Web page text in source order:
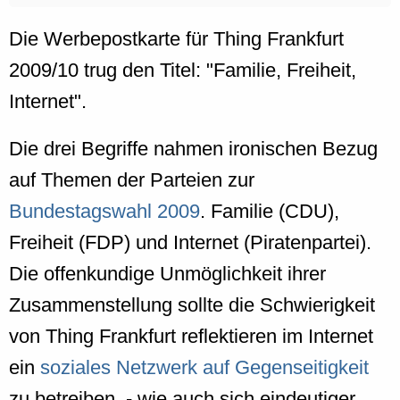
Die Werbepostkarte für Thing Frankfurt
2009/10 trug den Titel: "Familie, Freiheit,
Internet".
Die drei Begriffe nahmen ironischen Bezug
auf Themen der Parteien zur
Bundestagswahl 2009. Familie (CDU),
Freiheit (FDP) und Internet (Piratenpartei).
Die offenkundige Unmöglichkeit ihrer
Zusammenstellung sollte die Schwierigkeit
von Thing Frankfurt reflektieren im Internet
ein soziales Netzwerk auf Gegenseitigkeit